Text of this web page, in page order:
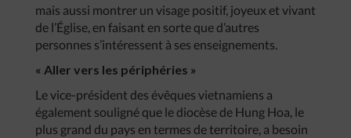
mais aussi montrer un visage positif, joyeux et vivant
de l’Église, en faisant en sorte que d’autres
personnes s’intéressent à ses enseignements.
« Aller vers les périphéries »
Le vice-président des évêques vietnamiens a
également souligné que le diocèse de Hung Hoa, le
plus grand du pays en termes de territoire, a besoin